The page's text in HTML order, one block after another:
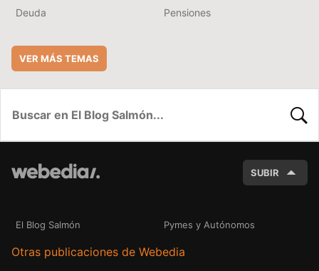
Deuda Pensiones
VER MÁS TEMAS
SUBIR
El Blog Salmón Pymes y Autónomos
Otras publicaciones de Webedia